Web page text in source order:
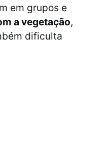
em grupos e
a vegetação,
dificulta